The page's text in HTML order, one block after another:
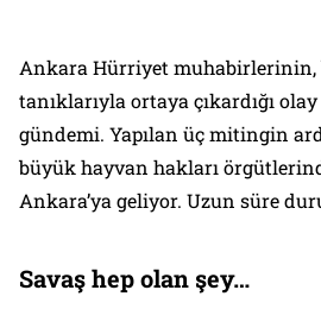
Ankara Hürriyet muhabirlerinin,
tanıklarıyla ortaya çıkardığı
gündemi. Yapılan üç mitingin
büyük hayvan hakları
Ankara’ya geliyor. Uzun süre
Savaş hep olan şey…